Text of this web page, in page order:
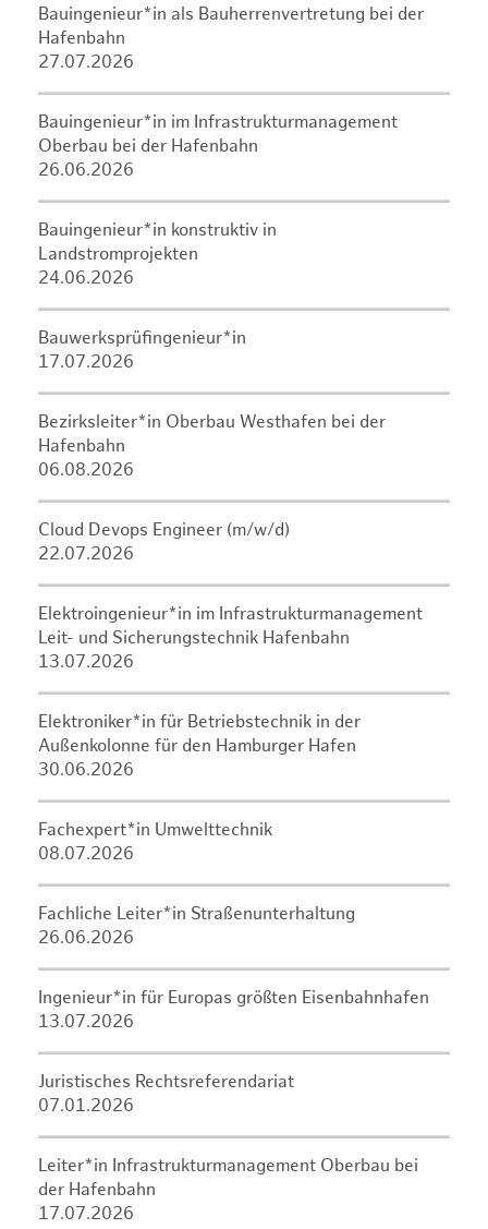
Bauingenieur*in als Bauherrenvertretung bei der
Hafenbahn
27.07.2026
Bauingenieur*in im Infrastrukturmanagement
Oberbau bei der Hafenbahn
26.06.2026
Bauingenieur*in konstruktiv in
Landstromprojekten
24.06.2026
Bauwerksprüfingenieur*in
17.07.2026
Bezirksleiter*in Oberbau Westhafen bei der
Hafenbahn
06.08.2026
Cloud Devops Engineer (m/w/d)
22.07.2026
Elektroingenieur*in im Infrastrukturmanagement
Leit- und Sicherungstechnik Hafenbahn
13.07.2026
Elektroniker*in für Betriebstechnik in der
Außenkolonne für den Hamburger Hafen
30.06.2026
Fachexpert*in Umwelttechnik
08.07.2026
Fachliche Leiter*in Straßenunterhaltung
26.06.2026
Ingenieur*in für Europas größten Eisenbahnhafen
13.07.2026
Juristisches Rechtsreferendariat
07.01.2026
Leiter*in Infrastrukturmanagement Oberbau bei
der Hafenbahn
17.07.2026